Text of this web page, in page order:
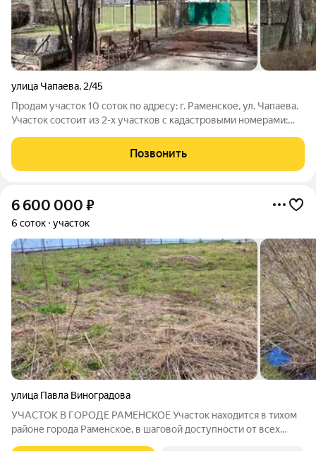
улица Чапаева, 2/45
Продам участок 10 соток по адресу: г. Раменское, ул. Чапаева.
Участок состоит из 2-х участков с кадастровыми номерами:
по отдельности участки не продаются. Назначении земли:
земли населенных
Позвонить
6 600 000 ₽
6 соток участок
улица Павла Виноградова
УЧАСТОК В ГОРОДЕ РАМЕНСКОЕ Участок находится в тихом
районе города Раменское, в шаговой доступности от всех